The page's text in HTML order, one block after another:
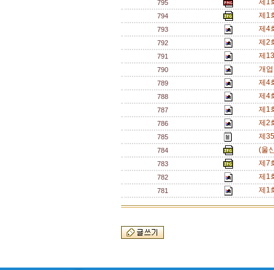
795 제1
794 제1
793 제4
792 제2
791 제
790 개
789 제4
788 제4
787 제1
786 제2
785 제
784 (울
783 제7
782 제1
781 제1